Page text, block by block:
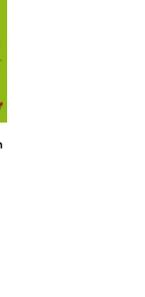
umarmen.
Bayern 1
wie man
mit dem
gute Laune!